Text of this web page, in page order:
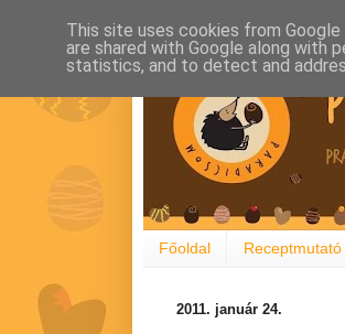
Főoldal Receptmutató
2011. január 24.
This site uses cookies from
are shared with Google along with
statistics, and to detect and